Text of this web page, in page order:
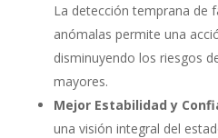
La detección temprana de
anómalas permite una
disminuyendo los riesgos
mayores.
Mejor Estabilidad y
una visión integral del